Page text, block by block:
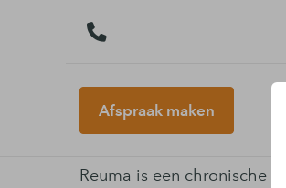
Afspraak maken
Reuma
Reuma is een chronische